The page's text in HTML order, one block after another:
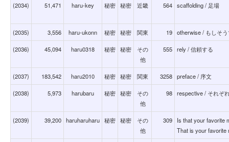
(2034) 51,471 haru-key 秘密 秘密 近畿 564 scaffolding / 足場
(2035) 3,556 haru-ukonn 秘密 秘密 関東 19 otherwise / もしそ
(2036) 45,094 haru0318 秘密 秘密
その
他
555 rely / 信頼する
(2037) 183,542 haru2010 秘密 秘密 関東 3258 preface / 序文
(2038) 5,973 harubaru 秘密 秘密
その
他
98 respective / それぞ
(2039) 39,200 haruharuharu 秘密 秘密
その
他
309
Is that your favorite
That is your favorite